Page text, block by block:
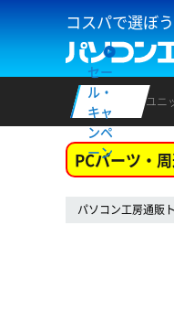
コスパで選ぼ
セー
ル・
キャ
ンペ
ーン
ユニ
PCパーツ・
パソコン工房通販